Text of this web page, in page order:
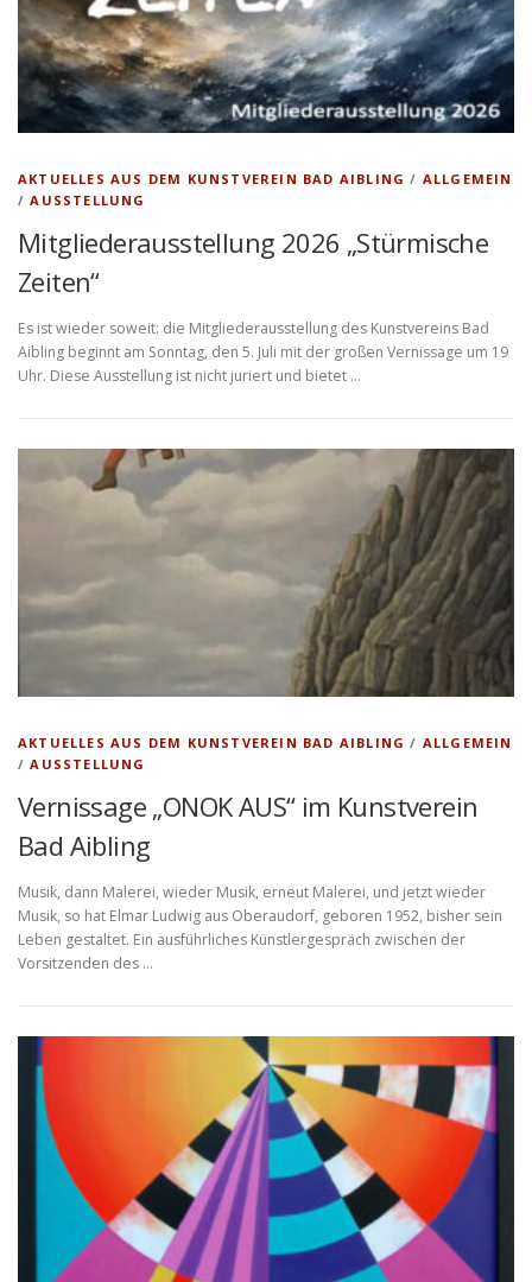
AKTUELLES AUS DEM KUNSTVEREIN BAD AIBLING / ALLGEMEIN
/AUSSTELLUNG
Mitgliederausstellung 2026 „Stürmische
Zeiten“
Es ist wieder soweit: die Mitgliederausstellung des Kunstvereins Bad
Aibling beginnt am Sonntag, den 5. Juli mit der großen Vernissage um 19
Uhr. Diese Ausstellung ist nicht juriert und bietet …
AKTUELLES AUS DEM KUNSTVEREIN BAD AIBLING / ALLGEMEIN
/AUSSTELLUNG
Vernissage „ONOK AUS“ im Kunstverein
Bad Aibling
Musik, dann Malerei, wieder Musik, erneut Malerei, und jetzt wieder
Musik, so hat Elmar Ludwig aus Oberaudorf, geboren 1952, bisher sein
Leben gestaltet. Ein ausführliches Künstlergespräch zwischen der
Vorsitzenden des …